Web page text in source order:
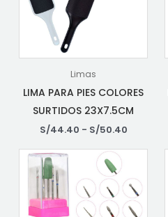
Limas
LIMA PARA PIES COLORES
SURTIDOS 23X7.5CM
S/44.40 - S/50.40